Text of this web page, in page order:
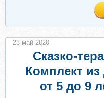
Сказко-
Комплект
от 5 до 9
23 май 2020